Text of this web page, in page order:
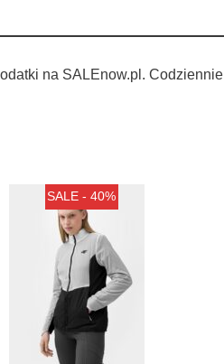
na SALEnow.pl.
SALE - 40%